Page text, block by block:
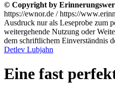
© Copyright by
https://ewnor.de / https://
Ausdruck nur als Leseprobe zum
weitergehende Nutzung oder
dem schriftlichem Einverständnis
Detlev Lubjahn
Eine fast